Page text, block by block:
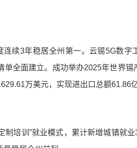
续3年稳居全州第一。云锡5G数字
单全面建立。成功举办2025年世界
万美元，实现进出口总额61.86亿
培训”就业模式，累计新增城镇就